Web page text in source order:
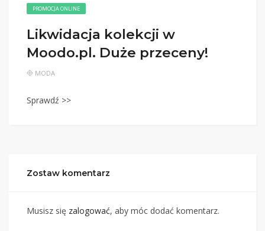
PROMOCJA ONLINE
Likwidacja kolekcji w
Moodo.pl. Duże przeceny!
MODA
Sprawdź >>
Zostaw komentarz
Musisz się zalogować, aby móc dodać komentarz.